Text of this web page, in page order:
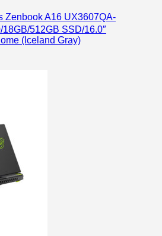
Zenbook A16 UX3607QA-
512GB SSD/16.0″
(Iceland Gray)